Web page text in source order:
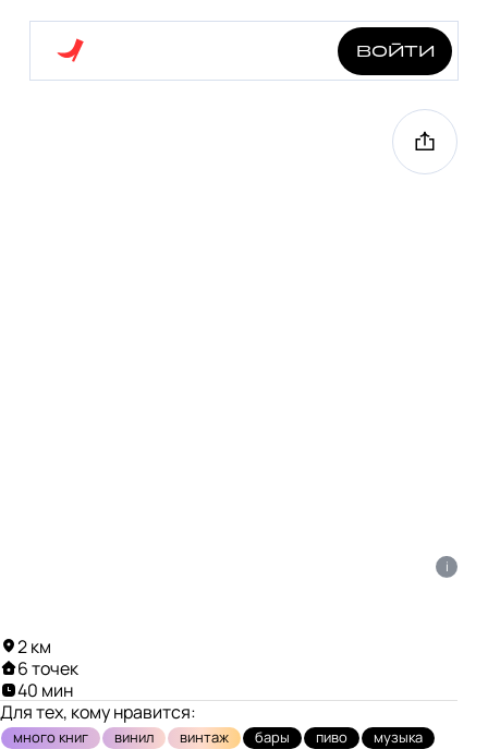
войти
i
2 км
6 точек
40 мин
Для тех, кому нравится:
много книг винил винтаж бары пиво
музыка